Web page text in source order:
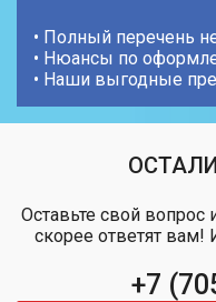
• Полный перечень
• Нюансы по
• Наши выгодные
Оставьте свой
скорее ответят вам!
+7